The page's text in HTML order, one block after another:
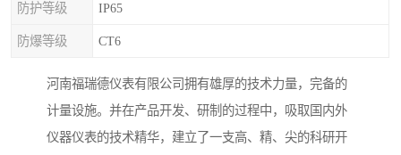
防护等级 IP65
防爆等级 CT6
河南福瑞德仪表有限公司拥有雄厚的技术力量，完备的
计量设施。并在产品开发、研制的过程中，吸取国内外
仪器仪表的技术精华，建立了一支高、精、尖的科研开